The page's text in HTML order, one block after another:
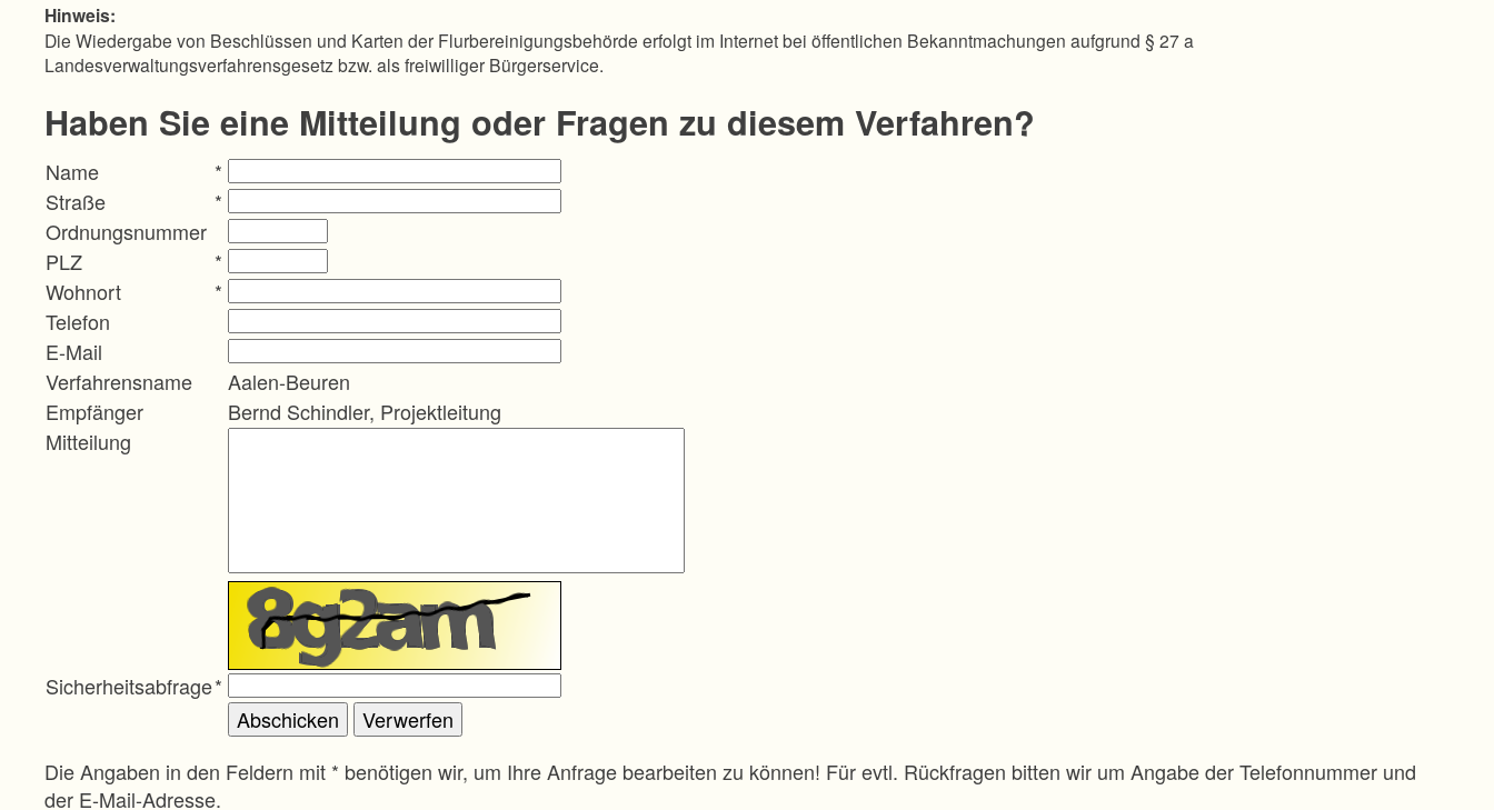
Hinweis:
Die Wiedergabe von Beschlüssen und Karten der Flurbereinigungsbehörde erfolgt im Internet bei öffentlichen Bekanntmachungen aufgrund § 27 a
Landesverwaltungsverfahrensgesetz bzw. als freiwilliger Bürgerservice.
Haben Sie eine Mitteilung oder Fragen zu diesem Verfahren?
Name
*
Straße
*
Ordnungsnummer
PLZ
*
Wohnort
*
Telefon
E-Mail
Verfahrensname
Aalen-Beuren
Empfänger
Bernd Schindler, Projektleitung
Mitteilung
Sicherheitsabfrage*
Die Angaben in den Feldern mit * benötigen wir, um Ihre Anfrage bearbeiten zu können! Für evtl. Rückfragen bitten wir um Angabe der Telefonnummer und
der E-Mail-Adresse.